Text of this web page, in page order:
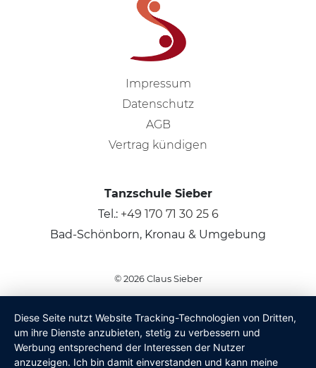
Impressum
Datenschutz
AGB
Vertrag kündigen
Tanzschule Sieber
Tel.: +49 170 71 30 25 6
Bad-Schönborn, Kronau & Umgebung
© 2026 Claus Sieber
Diese Seite nutzt Website Tracking-Technologien von Dritten,
um ihre Dienste anzubieten, stetig zu verbessern und
Werbung entsprechend der Interessen der Nutzer
anzuzeigen. Ich bin damit einverstanden und kann meine